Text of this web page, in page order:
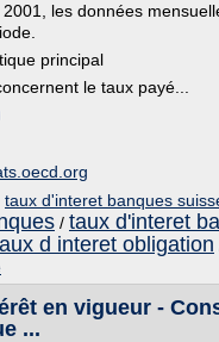
les données
principal
le taux payé...
taux d'interet banques
/ taux d'interet
d interet obligation
en vigueur -
...